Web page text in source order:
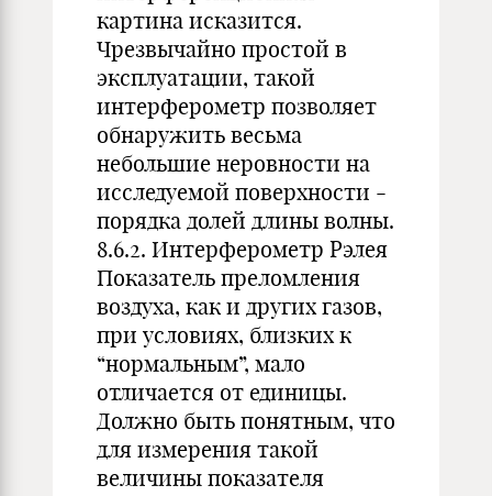
картина исказится.
Чрезвычайно простой в
эксплуатации, такой
интерферометр позволяет
обнаружить весьма
небольшие неровности на
исследуемой поверхности -
порядка долей длины волны.
8.6.2. Интерферометр Рэлея
Показатель преломления
воздуха, как и других газов,
при условиях, близких к
“нормальным”, мало
отличается от единицы.
Должно быть понятным, что
для измерения такой
величины показателя